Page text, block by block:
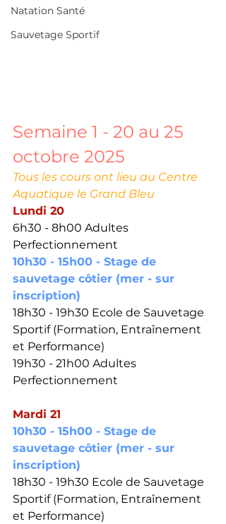
Natation Santé
Sauvetage Sportif
Semaine 1 - 20 au 25
octobre 2025
Tous les cours ont lieu au Centre
Aquatique le Grand Bleu
Lundi 20
6h30 - 8h00 Adultes
Perfectionnement
10h30 - 15h00 - Stage de
sauvetage côtier (mer - sur
inscription)
18h30 - 19h30 Ecole de Sauvetage
Sportif (Formation, Entraînement
et Performance)
19h30 - 21h00 Adultes
Perfectionnement
Mardi 21
10h30 - 15h00 - Stage de
sauvetage côtier (mer - sur
inscription)
18h30 - 19h30 Ecole de Sauvetage
Sportif (Formation, Entraînement
et Performance)